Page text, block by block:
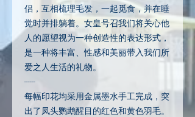
侣，互相梳理毛发，一起觅食，并在睡
觉时并排躺着。女皇号召我们将关心他
人的愿望视为一种创造性的表达形式，
是一种将丰富、性感和美丽带入我们所
爱之人生活的礼物。
------
每幅印花均采用金属墨水手工完成，突
出了凤头鹦鹉醒目的红色和黄色羽毛。